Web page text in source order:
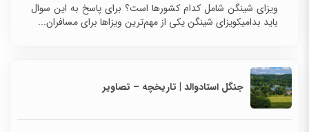
ویزای شینگن شامل کدام کشورها است؟ برای پاسخ به این سوال
باید بدامیکویزای شینگن یکی از مهم‌ترین ویزاها برای مسافران...
جنگل استادوالد | تاریخچه – تصاویر